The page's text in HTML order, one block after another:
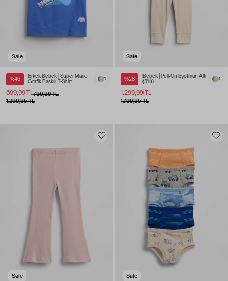
Sale
%46
Erkek Bebek | Süper Mario
Grafik Baskılı T-Shirt
799,99 TL
699,99 TL
1
1.299,95 TL
Sale
%28
Bebek | Pull-On Eşofman Altı
(3’lü)
1.299,99 TL
1
1.799,95 TL
Sale Sale